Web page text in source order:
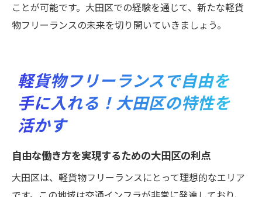
ことが可能です。大田区での経験を通じて、新たな軽貨
物フリーランスの未来を切り開いていきましょう。
軽貨物フリーランスで自由を
手に入れる！大田区の特性を
活かす
自由な働き方を実現するための大田区の利点
大田区は、軽貨物フリーランスにとって理想的なエリア